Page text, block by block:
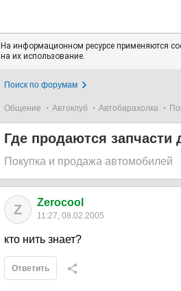
На информационном ресурсе применяются
на их использование.
Поиск по форумам
Общение Автоклуб Автобарахолка
Где продаются
Покупка и продажа автомобилей
Z Zerocool
11:27, 08.02.2005
кто нить знает?
Ответить